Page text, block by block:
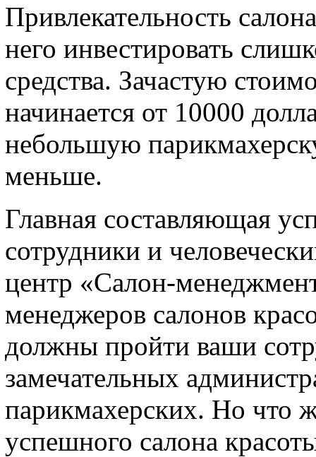
Привлекательность
него инвестировать
средства. Зачастую
начинается от 10000
небольшую
меньше.
Главная составляющая
сотрудники и
центр «Салон-
менеджеров салонов
должны пройти ваши
замечательных
парикмахерских. Но что
успешного салона